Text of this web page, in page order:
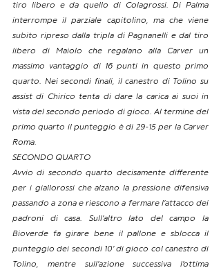
tiro libero e da quello di Colagrossi. Di Palma
interrompe il parziale capitolino, ma che viene
subito ripreso dalla tripla di Pagnanelli e dal tiro
libero di Maiolo che regalano alla Carver un
massimo vantaggio di 16 punti in questo primo
quarto. Nei secondi finali, il canestro di Tolino su
assist di Chirico tenta di dare la carica ai suoi in
vista del secondo periodo di gioco. Al termine del
primo quarto il punteggio è di 29-15 per la Carver
Roma.
SECONDO QUARTO
Avvio di secondo quarto decisamente differente
per i giallorossi che alzano la pressione difensiva
passando a zona e riescono a fermare l’attacco dei
padroni di casa. Sull’altro lato del campo la
Bioverde fa girare bene il pallone e sblocca il
punteggio dei secondi 10’ di gioco col canestro di
Tolino, mentre sull’azione successiva l’ottima